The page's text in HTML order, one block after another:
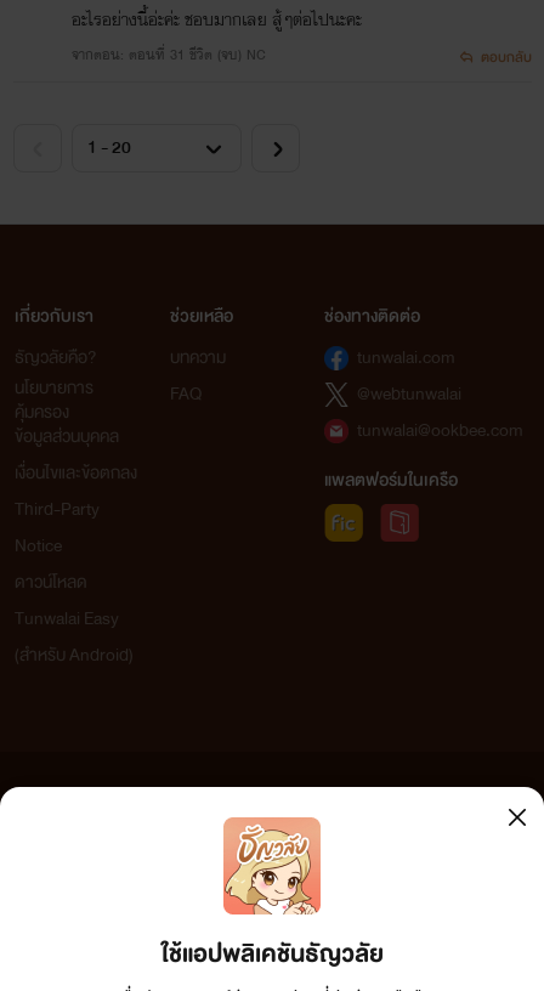
อะไรอย่างนี้อ่ะค่ะ ชอบมากเลย สู้ๆต่อไปนะคะ
จากตอน: ตอนที่ 31 ชีวิต (จบ) NC ตอบกลับ
ใช้แอปพลิเคชันธัญวลัย
เกี่ยวกับเรา
ธัญวลัยคือ?
นโยบายการ
คุ้มครอง
ข้อมูลส่วนบุคคล
เงื่อนไขและข้อตกลง
Third-Party
Notice
ดาวน์โหลด
Tunwalai Easy
(สำหรับ Android)
ช่วยเหลือ
บทความ
FAQ
ช่องทางติดต่อ
tunwalai.com
@webtunwalai
tunwalai@ookbee.com
แพลตฟอร์มในเครือ
เว็บไซต์แห่งนี้ไม่ได้เห็นด้วยและไม่ขอรับผิดชอบต่อข้อความใดๆ ทั้งสิ้น ดังนั้นผู้อ่านทุกท่านโปรดใช้
วิจารณญาณในการกลั่นกรองด้วยตนเอง และหากท่านพบข้อความใดๆ ที่ขัดต่อกฎหมายและศีลธรรม
กรุณาแจ้งมาที่ tunwalai@ookbee.com เพื่อทีมงานจะได้ดำเนินการในทันที ทั้งนี้ ทางเว็บไซต์ขอสงวน
ลิขสิทธิ์ตามพระราชบัญญัติลิขสิทธิ์ (ฉบับเพิ่มเติม) พ.ศ.2558